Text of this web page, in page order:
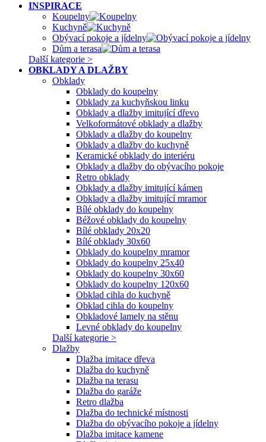
INSPIRACE
Koupelny
Kuchyně
Obývací pokoje a jídelny
Dům a terasa
Další kategorie >
OBKLADY A DLAŽBY
Obklady
Obklady do koupelny
Obklady za kuchyňskou linku
Obklady a dlažby imitující dřevo
Velkoformátové obklady a dlažby
Obklady a dlažby do koupelny
Obklady a dlažby do kuchyně
Keramické obklady do interiéru
Obklady a dlažby do obývacího pokoje
Retro obklady
Obklady a dlažby imitující kámen
Obklady a dlažby imitující mramor
Bílé obklady do koupelny
Béžové obklady do koupelny
Bílé obklady 20x20
Bílé obklady 30x60
Obklady do koupelny mramor
Obklady do koupelny 25x40
Obklady do koupelny 30x60
Obklady do koupelny 120x60
Obklad cihla do kuchyně
Obklad cihla do koupelny
Obkladové lamely na stěnu
Levné obklady do koupelny
Další kategorie >
Dlažby
Dlažba imitace dřeva
Dlažba do kuchyně
Dlažba na terasu
Dlažba do garáže
Retro dlažba
Dlažba do technické místnosti
Dlažba do obývacího pokoje a jídelny
Dlažba imitace kamene